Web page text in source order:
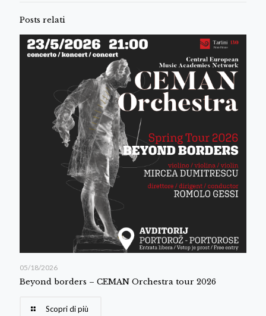
Posts relati
05/18/2026
Beyond borders – CEMAN Orchestra tour 2026
Scopri di più